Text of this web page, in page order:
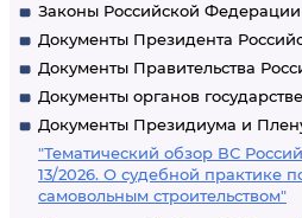
Законы Российской Федерации
Документы Президента
Документы Правительства
Документы органов
Документы Президиума и
"Тематический обзор ВС
13/2026. О судебной практике
самовольным строительством"